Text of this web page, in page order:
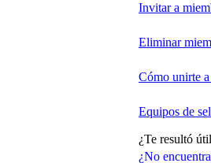
¿No
Invitar a
Eliminar
Cómo unirte
Equipos de
¿Te resultó